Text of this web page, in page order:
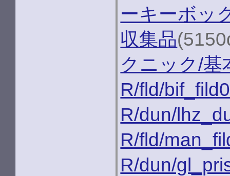
ーキーボッ
収集品
クニック/基
R/fld/
R/dun/
R/fld/
R/dun/